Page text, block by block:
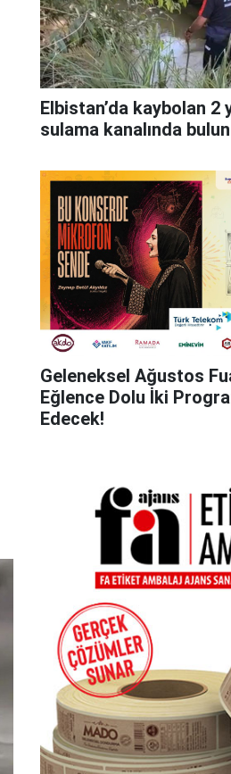
Elbistan’da kaybolan 2
sulama kanalında
Geleneksel Ağustos
Eğlence Dolu İki
Edecek!